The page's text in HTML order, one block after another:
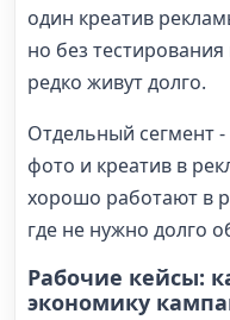
один креатив
но без
редко живут долго.
Отдельный сегмент
фото и креатив в
хорошо работают в
где не нужно долго
Рабочие кейсы:
экономику